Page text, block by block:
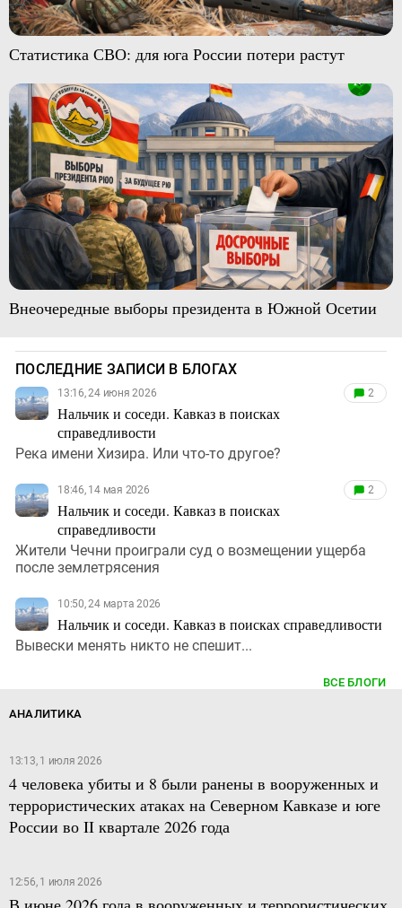
Статистика СВО: для юга России потери растут
Внеочередные выборы президента в Южной Осетии
ПОСЛЕДНИЕ ЗАПИСИ В БЛОГАХ
13:16, 24 июня 2026
Нальчик и соседи. Кавказ в поисках
справедливости
2
Река имени Хизира. Или что-то другое?
18:46, 14 мая 2026
Нальчик и соседи. Кавказ в поисках
справедливости
2
Жители Чечни проиграли суд о возмещении ущерба
после землетрясения
10:50, 24 марта 2026
Нальчик и соседи. Кавказ в поисках справедливости
Вывески менять никто не спешит...
ВСЕ БЛОГИ
АНАЛИТИКА
13:13, 1 июля 2026
4 человека убиты и 8 были ранены в вооруженных и
террористических атаках на Северном Кавказе и юге
России во II квартале 2026 года
12:56, 1 июля 2026